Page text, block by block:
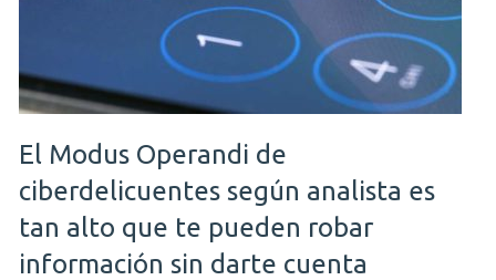
El Modus Operandi de
ciberdelicuentes según analista es
tan alto que te pueden robar
información sin darte cuenta